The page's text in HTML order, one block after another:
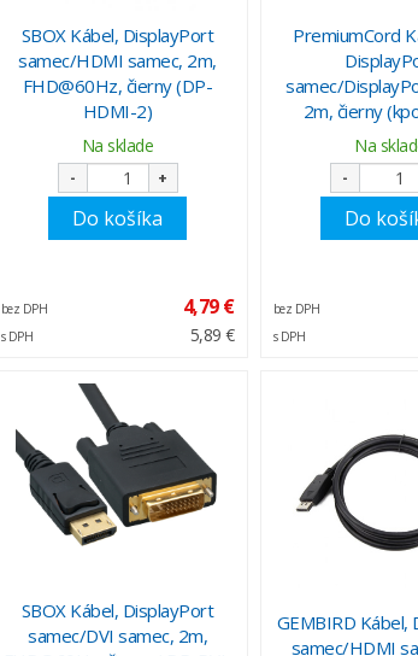
SBOX Kábel, DisplayPort
samec/HDMI samec, 2m,
FHD@60Hz, čierny (DP-
HDMI-2)
Na sklade
- +
Do košíka
bez DPH 4,79 €
s DPH 5,89 €
PremiumCord
samec/
2m, čierny
Na
-
Do
bez DPH
s DPH
SBOX Kábel, DisplayPort
samec/DVI samec, 2m,
GEMBIRD Kábel,
samec/HDMI